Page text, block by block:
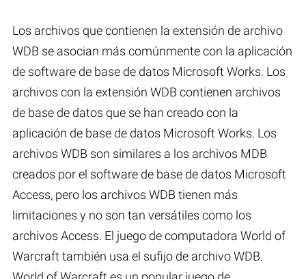
Los archivos que contienen la extensión de archivo
WDB se asocian más comúnmente con la aplicación
de software de base de datos Microsoft Works. Los
archivos con la extensión WDB contienen archivos
de base de datos que se han creado con la
aplicación de base de datos Microsoft Works. Los
archivos WDB son similares a los archivos MDB
creados por el software de base de datos Microsoft
Access, pero los archivos WDB tienen más
limitaciones y no son tan versátiles como los
archivos Access. El juego de computadora World of
Warcraft también usa el sufijo de archivo WDB.